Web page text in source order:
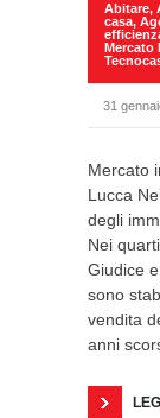
Abitare,
casa,
Mercato
31
Mercato
Lucca
degli
Nei
Giudice
sono
vendita
anni